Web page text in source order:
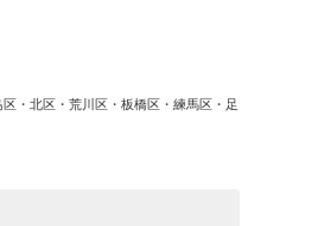
・北区・荒川区・板橋区・練馬区・足